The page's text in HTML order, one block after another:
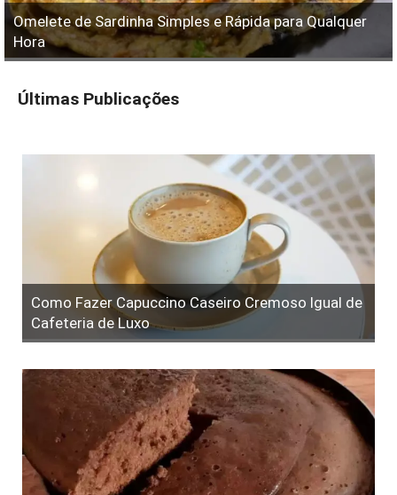
Omelete de Sardinha Simples e Rápida para Qualquer
Hora
Últimas Publicações
Como Fazer Capuccino Caseiro Cremoso Igual de
Cafeteria de Luxo